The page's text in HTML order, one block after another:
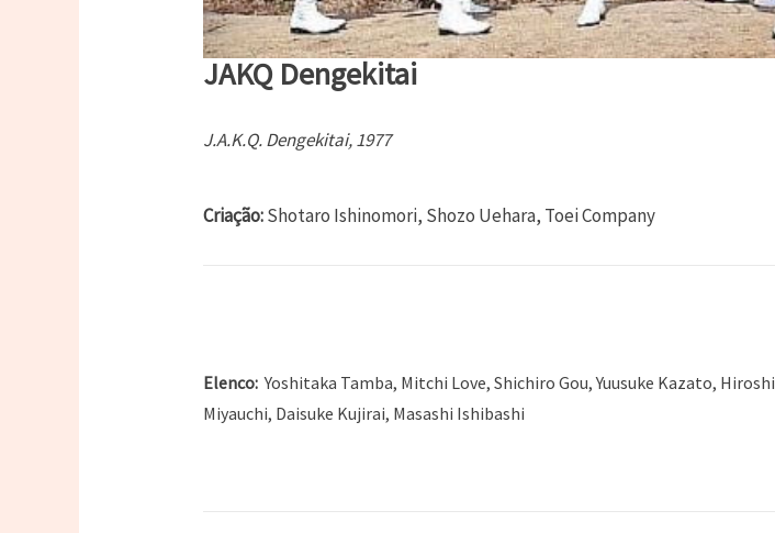
JAKQ Dengekitai
J.A.K.Q. Dengekitai, 1977
Criação:Shotaro Ishinomori, Shozo Uehara, Toei Company
Elenco: Yoshitaka Tamba, Mitchi Love, Shichiro Gou, Yuusuke Kazato, Hiroshi
Miyauchi, Daisuke Kujirai, Masashi Ishibashi